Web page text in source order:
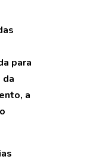
para
da
a